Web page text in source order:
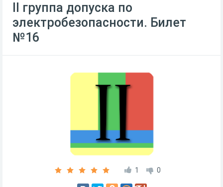
II группа допуска по
электробезопасности. Билет
№16
1 0